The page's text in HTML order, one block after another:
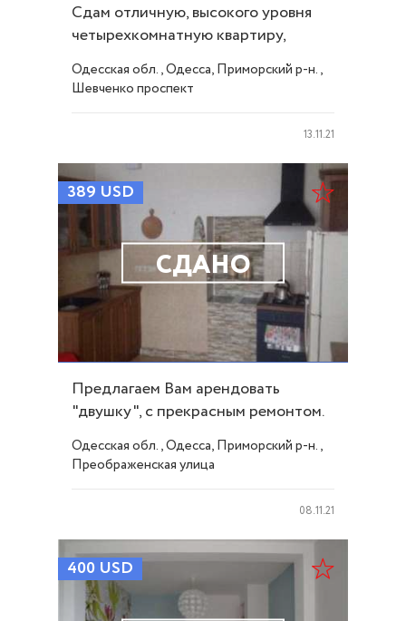
Cдам отличную, высокого уровня
четырехкомнатную квартиру,
180кв.м. на ID 172
Одесская обл., Одесса, Приморский р-н.,
Шевченко проспект
13.11.21
СДАНО
389 USD
Предлагаем Вам арендовать
"двушку", с прекрасным ремонтом.
ID 5163
Одесская обл., Одесса, Приморский р-н.,
Преображенская улица
08.11.21
400 USD